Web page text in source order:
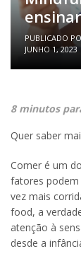
PUBLICADO
JUNHO 1, 2023
8 minutos
Quer saber
Comer é um
fatores podem
vez mais
food, a
atenção à
desde a